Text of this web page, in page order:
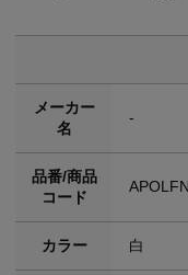
メーカー
名
-
品番/商品
コード
カラー 白